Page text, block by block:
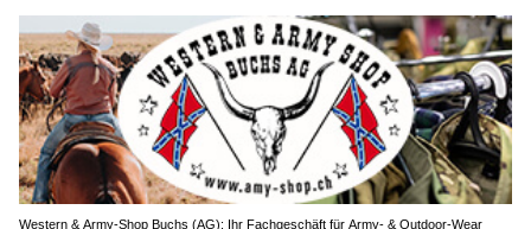
Western & Army-Shop Buchs (AG): Ihr Fachgeschäft für Army- & Outdoor-Wear